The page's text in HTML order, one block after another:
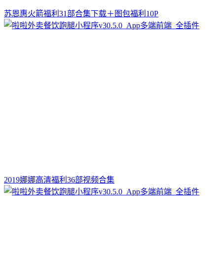
苏恩惠火箭福利31部合集下载＋图包福利10P
2019娜娜高清福利36部视频合集